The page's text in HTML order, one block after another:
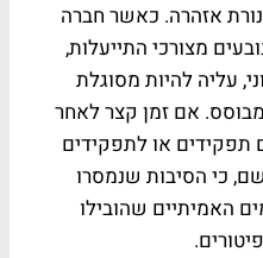
אזהרה. כאשר חברה
מצורכי התייעלות,
עליה להיות מסוגלת
אם זמן קצר לאחר
תפקידים או לתפקידים
כי הסיבות שנמסרו
האמיתיים שהובילו
.